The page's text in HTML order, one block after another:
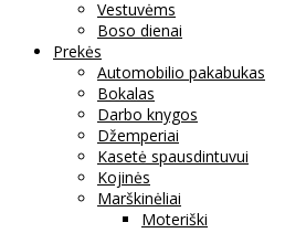
Vestuvėms
Boso dienai
Prekės
Automobilio pakabukas
Bokalas
Darbo knygos
Džemperiai
Kasetė spausdintuvui
Kojinės
Marškinėliai
Moteriški